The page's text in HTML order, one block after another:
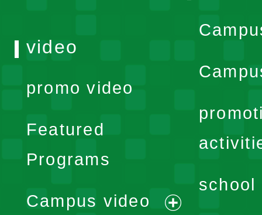
school
video
promo video
Featured
Programs
Campus video